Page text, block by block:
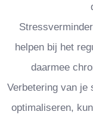
helpen bij het
daarmee
Verbetering van je
optimaliseren,